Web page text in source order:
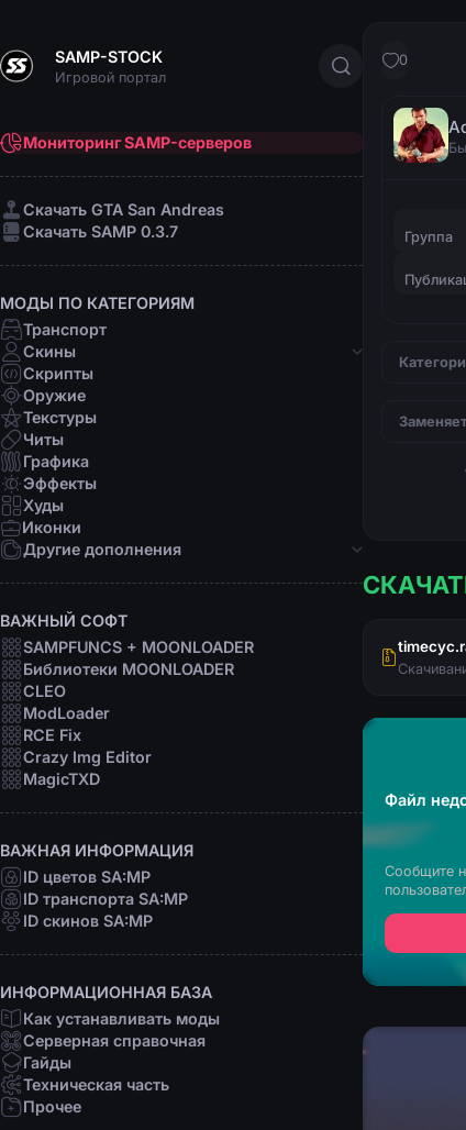
SAMP-STOCK
Игровой портал
Мониторинг SAMP-серверов
Cкачать GTA San Andreas
Cкачать SAMP 0.3.7
МОДЫ ПО КАТЕГОРИЯМ
Транспорт
Скины
Банды
Афро-американцы
Латино
Мафии
Организации
Девушки
Персоны
Рофл
Скрипты
Оружие
Текстуры
Читы
Графика
Эффекты
Худы
Иконки
Другие дополнения
Звуки
Анимации
Шрифты
Прицелы
Радары
Программы
ВАЖНЫЙ СОФТ
SAMPFUNCS + MOONLOADER
Библиотеки MOONLOADER
CLEO
ModLoader
RCE Fix
Crazy Img Editor
MagicTXD
ВАЖНАЯ ИНФОРМАЦИЯ
ID цветов SA:MP
ID транспорта SA:MP
ID скинов SA:MP
ИНФОРМАЦИОННАЯ БАЗА
Как устанавливать моды
Серверная справочная
Гайды
Техническая часть
Прочее
0
Группа
Файл
Сообщите